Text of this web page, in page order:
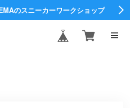
のスニーカーワークショップ